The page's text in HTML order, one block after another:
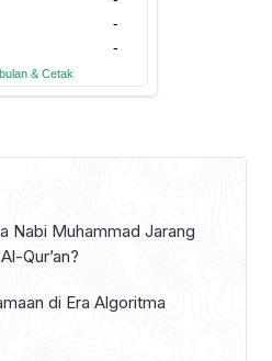
Nabi Muhammad Jarang
Qur’an?
di Era Algoritma